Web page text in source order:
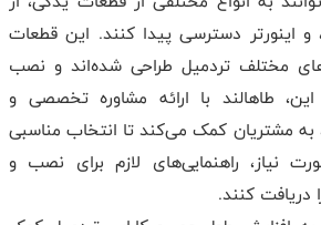
و اینورتر دسترسی پیدا کنند. این قطعات
مختلف تردمیل طراحی شده‌اند و نصب
این، طاهالند با ارائه مشاوره تخصصی و
مشتریان کمک می‌کند تا انتخاب مناسبی
نیاز، راهنمایی‌های لازم برای نصب و
کنند.